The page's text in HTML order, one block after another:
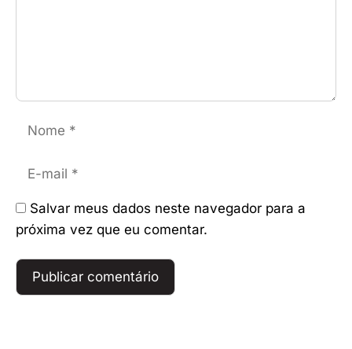
Nome
E-
mail
Salvar meus dados neste navegador para a
próxima vez que eu comentar.